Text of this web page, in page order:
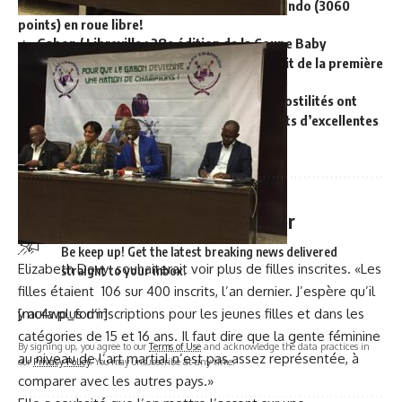
champion: Consécration de Suprême Taekwondo (3060
points) en roue libre!
Gabon / Libreville : 28e édition de la Coupe Baby
champion, le président de l’AGATAMA satisfait de la première
journée, au palais des Sports!
Gabon – 28e Coupe Baby Champion: Les hostilités ont
débuté au palais des Sports, avec des combats d’excellentes
factures!
Sign Up For Daily Newsletter
Be keep up! Get the latest breaking news delivered
straight to your inbox.
[mc4wp_form]
By signing up, you agree to ourTerms of Use and acknowledge the data practices in
our Privacy Policy. You may unsubscribe at any time.
Elizabeth Dovy souhaiterait voir plus de filles inscrites. «Les
filles étaient 106 sur 400 inscrits, l’an dernier. J’espère qu’il
y aura plus d’inscriptions pour les jeunes filles et dans les
catégories de 15 et 16 ans. Il faut dire que la gente féminine
au niveau de l’art martial n’est pas assez représentée, à
comparer avec les autres pays.»